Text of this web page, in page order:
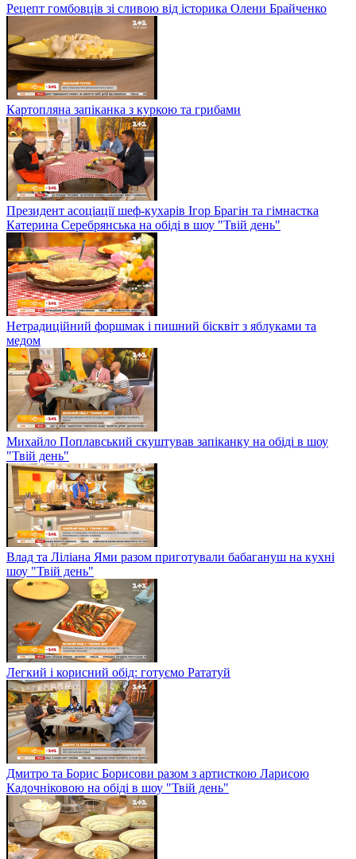
Рецепт гомбовців зі сливою від історика Олени Брайченко
Картопляна запіканка з куркою та грибами
Президент асоціації шеф-кухарів Ігор Брагін та гімнастка
Катерина Серебрянська на обіді в шоу "Твій день"
Нетрадиційний форшмак і пишний бісквіт з яблуками та
медом
Михайло Поплавський скуштував запіканку на обіді в шоу
"Твій день"
Влад та Ліліана Ями разом приготували бабагануш на кухні
шоу "Твій день"
Легкий і корисний обід: готуємо Рататуй
Дмитро та Борис Борисови разом з артисткою Ларисою
Кадочніковою на обіді в шоу "Твій день"